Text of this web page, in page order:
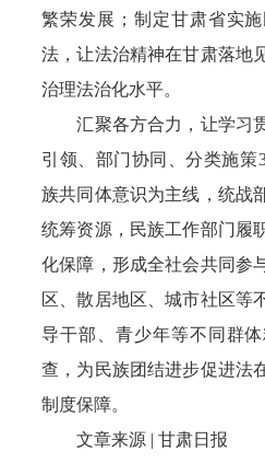
繁荣发展；制定甘肃省实
法，让法治精神在甘肃落地
治理法治化水平。
汇聚各方合力，让学习
引领、部门协同、分类施策
族共同体意识为主线，统战
统筹资源，民族工作部门履
化保障，形成全社会共同参
区、散居地区、城市社区等
导干部、青少年等不同群
查，为民族团结进步促进法
制度保障。
文章来源 | 甘肃日报